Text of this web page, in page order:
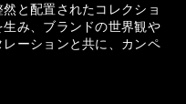
と配置されたコレクショ
み、ブランドの世界観や
ーションと共に、カンペ